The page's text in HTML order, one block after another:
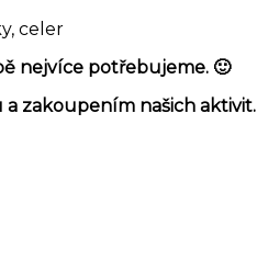
celer
nejvíce potřebujeme. 🙂
zakoupením našich aktivit.